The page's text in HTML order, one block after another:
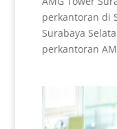
perkantoran di
Surabaya
perkantoran